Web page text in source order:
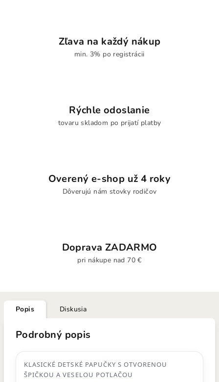
Zľava na každý nákup
min. 3% po registrácii
Rýchle odoslanie
tovaru skladom po prijatí platby
Overený e-shop už 4 roky
Dôverujú nám stovky rodičov
Doprava ZADARMO
pri nákupe nad 70 €
Popis Diskusia
Podrobný popis
KLASICKÉ DETSKÉ PAPUČKY S OTVORENOU
ŠPIČKOU A VESELOU POTLAČOU